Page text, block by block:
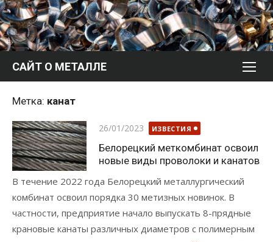
Перейти
к
содержимому
САЙТ О МЕТАЛЛЕ
Метка: канат
Опубликовано
26/01/2023 ИЗВЕСТИЯ
Белорецкий меткомбинат освоил
новые виды проволоки и канатов
В течение 2022 года Белорецкий металлургический
комбинат освоил порядка 30 метизных новинок. В
частности, предприятие начало выпускать 8-прядные
крановые канаты различных диаметров с полимерным